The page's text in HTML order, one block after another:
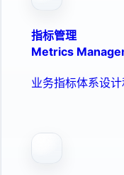
指标管理
Metrics
业务指标体系设